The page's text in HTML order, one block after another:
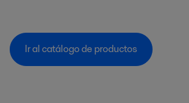
Ir al catálogo de productos